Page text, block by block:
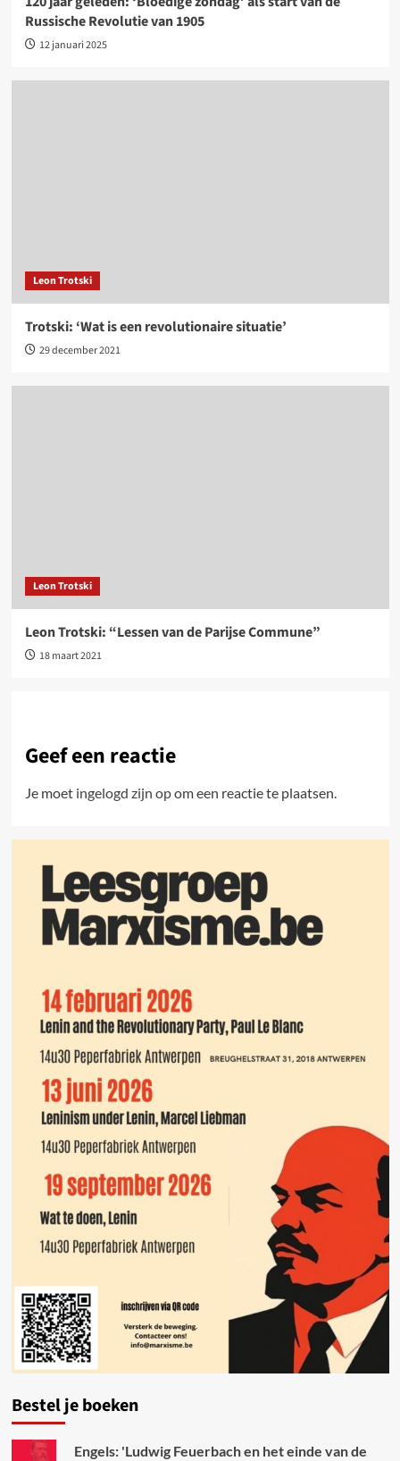
Russische Revolutie van 1905
12 januari 2025
Leon Trotski
Trotski: ‘Wat is een revolutionaire situatie’
29 december 2021
Leon Trotski
Leon Trotski: “Lessen van de Parijse Commune”
18 maart 2021
Geef een reactie
Je moet ingelogd zijn opom een reactie te plaatsen.
Bestel je boeken
Engels: 'Ludwig Feuerbach en het einde van de